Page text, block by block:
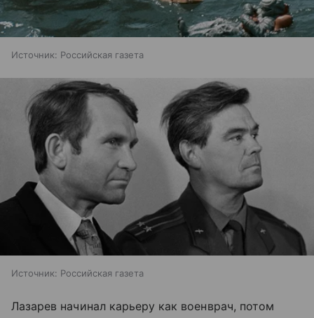
Источник: Российская газета
Источник: Российская газета
Лазарев начинал карьеру как военврач, потом